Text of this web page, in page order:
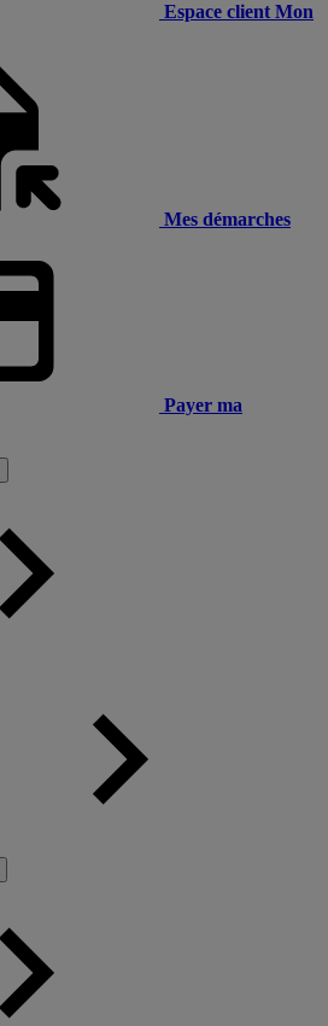
Espace client Mon
Mes démarches
Payer ma